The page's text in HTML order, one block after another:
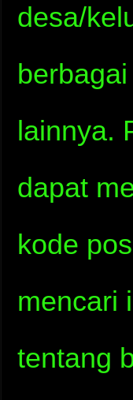
desa/
lainnya.
dapat
kode
mencari
tentang